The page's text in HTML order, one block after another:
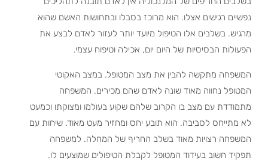
נפשיים רגישים אצלו. הוא מרוכז בסבלו ובתחושות האשם שהוא
מרגיש. בשלבים אלו הטיפול מיועד יותר לעזור לאדם לבצע את
הפעולות הבסיסיות של היום יום, אכילה וטיפוח עצמי.
המשפחה מתקשה להבין את מצב המטופל. במצב האקוטי
המטופל נחווה מאוד שונה לאדם שהם מכירים. המשפחה
מתמודדת עם מצב בו הקרוב שלהם שקוע בעולמו ומצוקתו וכמעט
לא מתייחס לסביבה. הוא תובע יחס ומחזיר מעט מאוד. שיחות עם
המשפחה רצויות מאוד בשלב החריף של המחלה. למשפחה
תפקיד חשוב בעידוד המטופל לקבלת הטיפולים שמוצעים לו.